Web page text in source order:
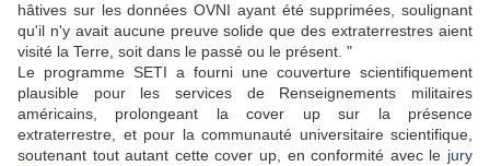
hâtives sur les données OVNI ayant étésupprimées, soulignant
qu'il n'y avait aucune preuve solide que des extraterrestres aient
visité la Terre, soit dans le passé ou le présent. "
Le programme SETI a fourni une couverture scientifiquement
plausible pour les services de Renseignements militaires
américains, prolongeant la cover up sur la présence
extraterrestre, et pour la communauté universitaire scientifique,
soutenant tout autant cette cover up, en conformité avec le jury